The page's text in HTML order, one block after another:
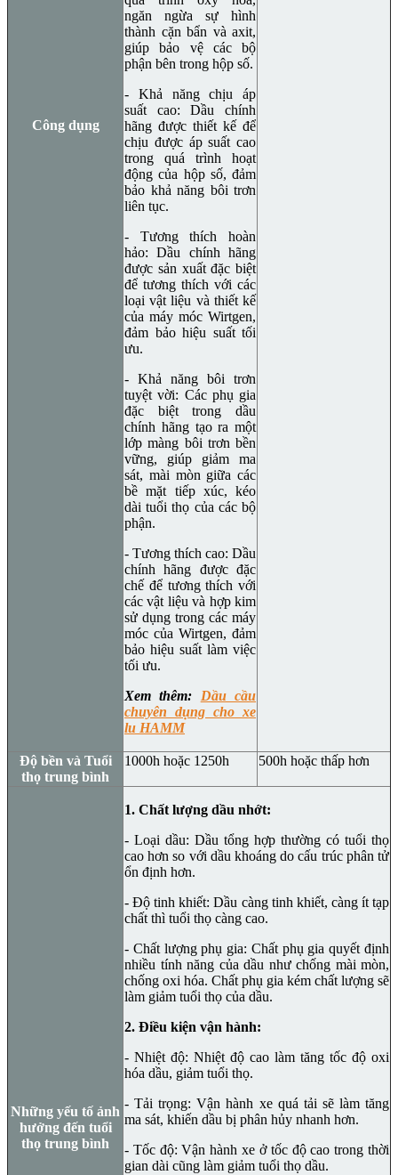
Công dụng
ngăn ngừa sự hình
thành cặn bẩn và axit,
giúp bảo vệ các bộ
phận bên trong hộp số.
- Khả năng chịu áp
suất cao: Dầu chính
hãng được thiết kế để
chịu được áp suất cao
trong quá trình hoạt
động của hộp số, đảm
bảo khả năng bôi trơn
liên tục.
- Tương thích hoàn
hảo: Dầu chính hãng
được sản xuất đặc biệt
để tương thích với các
loại vật liệu và thiết kế
của máy móc Wirtgen,
đảm bảo hiệu suất tối
ưu.
- Khả năng bôi trơn
tuyệt vời: Các phụ gia
đặc biệt trong dầu
chính hãng tạo ra một
lớp màng bôi trơn bền
vững, giúp giảm ma
sát, mài mòn giữa các
bề mặt tiếp xúc, kéo
dài tuổi thọ của các bộ
phận.
- Tương thích cao: Dầu
chính hãng được đặc
chế để tương thích với
các vật liệu và hợp kim
sử dụng trong các máy
móc của Wirtgen, đảm
bảo hiệu suất làm việc
tối ưu.
Xem thêm: Dầu cầu
chuyên dụng cho xe
lu HAMM
Độ bền và Tuổi
thọ trung bình
1000h hoặc 1250h 500h hoặc thấp hơn
Những yếu tố ảnh
hưởng đến tuổi
thọ trung bình
1. Chất lượng dầu nhớt:
- Loại dầu: Dầu tổng hợp thường có tuổi thọ
cao hơn so với dầu khoáng do cấu trúc phân tử
ổn định hơn.
- Độ tinh khiết: Dầu càng tinh khiết, càng ít tạp
chất thì tuổi thọ càng cao.
- Chất lượng phụ gia: Chất phụ gia quyết định
nhiều tính năng của dầu như chống mài mòn,
chống oxi hóa. Chất phụ gia kém chất lượng sẽ
làm giảm tuổi thọ của dầu.
2. Điều kiện vận hành:
- Nhiệt độ: Nhiệt độ cao làm tăng tốc độ oxi
hóa dầu, giảm tuổi thọ.
- Tải trọng: Vận hành xe quá tải sẽ làm tăng
ma sát, khiến dầu bị phân hủy nhanh hơn.
- Tốc độ: Vận hành xe ở tốc độ cao trong thời
gian dài cũng làm giảm tuổi thọ dầu.